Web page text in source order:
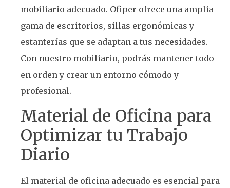
mobiliario adecuado. Ofiper ofrece una amplia
gama de escritorios, sillas ergonómicas y
estanterías que se adaptan a tus necesidades.
Con nuestro mobiliario, podrás mantener todo
en orden y crear un entorno cómodo y
profesional.
Material de Oficina para
Optimizar tu Trabajo
Diario
El material de oficina adecuado es esencial para